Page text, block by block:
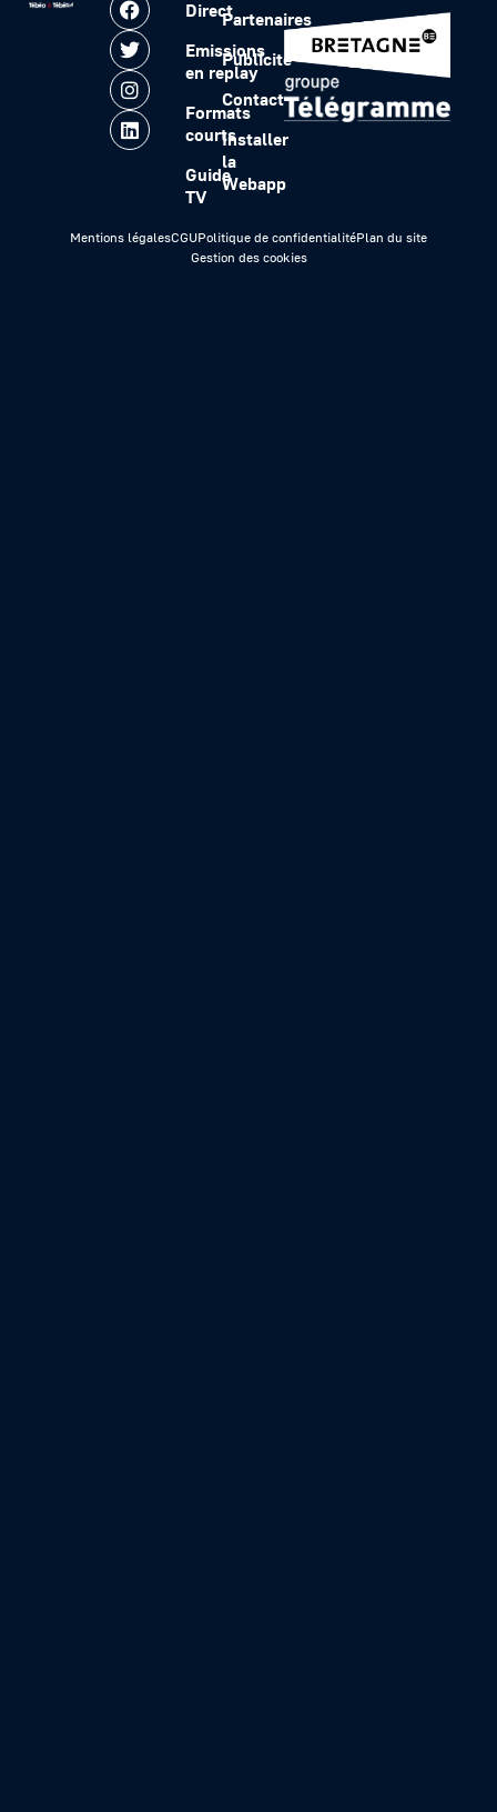
Direct
Emissions
en replay
Formats
courts
Guide
TV
Partenaires
Publicité
Contact
Installer
la
Webapp
Mentions légalesCGUPolitique de confidentialitéPlan du site
Gestion des cookies